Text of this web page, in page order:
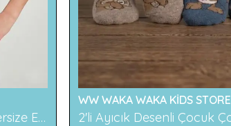
119 Baskılı Denim Cepli Oversize Erkek Çocuk Tişört
WW WAKA WAKA KİDS STORE